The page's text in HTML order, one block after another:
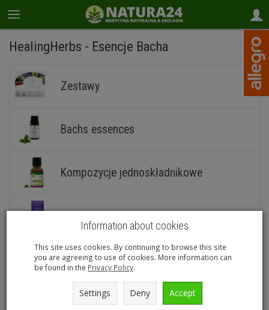
HealingHerbs - Esencje Bacha
Zestawy
Bachs essences
Kompozycje jednoskładnikowe
Kosmetyki
Kompozycja Holograficzna
Information about cookies
This site uses cookies. By continuing to browse this site
you are agreeing to use of cookies. More information can
be found in the Privacy Policy.
Settings Deny Accept